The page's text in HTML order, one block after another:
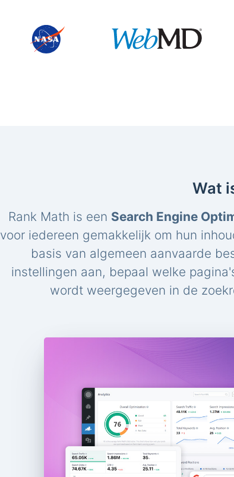
Wat
Rank Math is een Search Engine
voor iedereen gemakkelijk om hun
basis van algemeen aanvaarde
instellingen aan, bepaal welke
wordt weergegeven in de